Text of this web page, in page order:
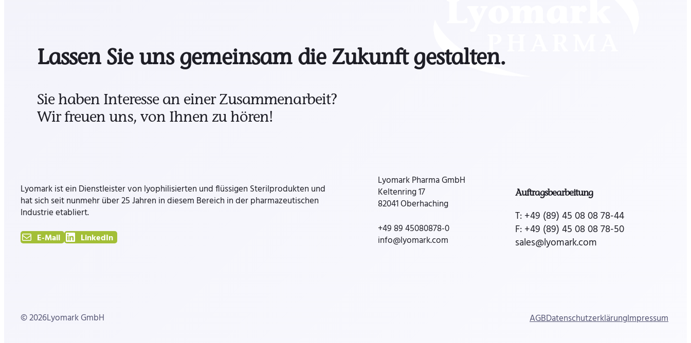
Lassen Sie uns gemeinsam die Zukunft gestalten.
Sie haben Interesse an einer Zusammenarbeit?
Wir freuen uns, von Ihnen zu hören!
Lyomark ist ein Dienstleister von lyophilisierten und flüssigen Sterilprodukten und
hat sich seit nunmehr über 25 Jahren in diesem Bereich in der pharmazeutischen
Industrie etabliert.
E-Mail LinkedIn
Lyomark Pharma GmbH
Keltenring 17
82041 Oberhaching
+49 89 45080878-0
info@lyomark.com
Auftragsbearbeitung
T: +49 (89) 45 08 08 78-44
F: +49 (89) 45 08 08 78-50
sales@lyomark.com
© 2026Lyomark GmbH AGBDatenschutzerklärungImpressum